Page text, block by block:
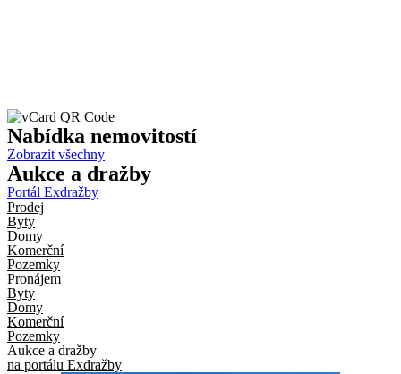
Nabídka nemovitostí
Zobrazit všechny
Aukce a dražby
Portál Exdražby
Prodej
Byty
Domy
Komerční
Pozemky
Pronájem
Byty
Domy
Komerční
Pozemky
Aukce a dražby
na portálu Exdražby